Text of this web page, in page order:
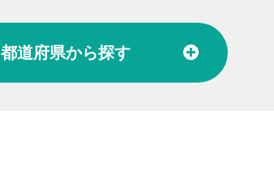
都道府県から探す